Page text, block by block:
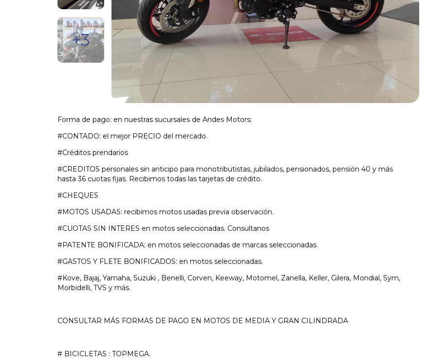
+3
Forma de pago: en nuestras sucursales de Andes Motors:
#CONTADO: el mejor PRECIO del mercado.
#Créditos prendarios
#CREDITOS personales sin anticipo para monotributistas, jubilados, pensionados, pensión 40 y más
hasta 36 cuotas fijas. Recibimos todas las tarjetas de crédito.
#CHEQUES
#MOTOS USADAS: recibimos motos usadas previa observación.
#CUOTAS SIN INTERES en motos seleccionadas. Consultanos
#PATENTE BONIFICADA: en motos seleccionadas de marcas seleccionadas.
#GASTOS Y FLETE BONIFICADOS: en motos seleccionadas.
#Kove, Bajaj, Yamaha, Suzuki , Benelli, Corven, Keeway, Motomel, Zanella, Keller, Gilera, Mondial, Sym,
Morbidelli, TVS y más.
CONSULTAR MÁS FORMAS DE PAGO EN MOTOS DE MEDIA Y GRAN CILINDRADA
# BICICLETAS : TOPMEGA.